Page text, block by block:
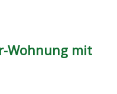
Wohnung mit